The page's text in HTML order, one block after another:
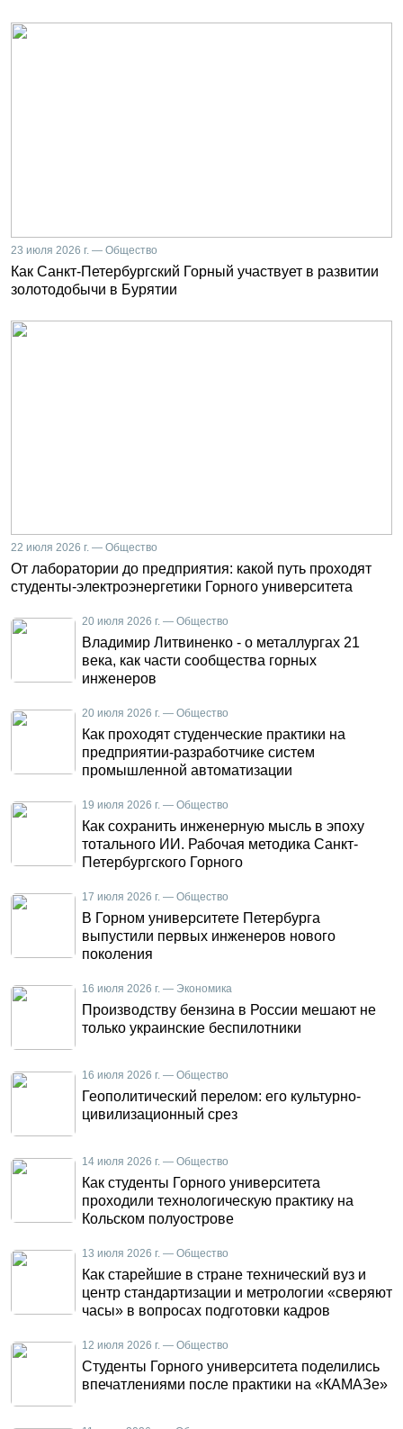
23 июля 2026 г. — Общество
Как Санкт-Петербургский Горный участвует в развитии
золотодобычи в Бурятии
22 июля 2026 г. — Общество
От лаборатории до предприятия: какой путь проходят
студенты-электроэнергетики Горного университета
20 июля 2026 г. — Общество
Владимир Литвиненко - о металлургах 21
века, как части сообщества горных
инженеров
20 июля 2026 г. — Общество
Как проходят студенческие практики на
предприятии-разработчике систем
промышленной автоматизации
19 июля 2026 г. — Общество
Как сохранить инженерную мысль в эпоху
тотального ИИ. Рабочая методика Санкт-
Петербургского Горного
17 июля 2026 г. — Общество
В Горном университете Петербурга
выпустили первых инженеров нового
поколения
16 июля 2026 г. — Экономика
Производству бензина в России мешают не
только украинские беспилотники
16 июля 2026 г. — Общество
Геополитический перелом: его культурно-
цивилизационный срез
14 июля 2026 г. — Общество
Как студенты Горного университета
проходили технологическую практику на
Кольском полуострове
13 июля 2026 г. — Общество
Как старейшие в стране технический вуз и
центр стандартизации и метрологии «сверяют
часы» в вопросах подготовки кадров
12 июля 2026 г. — Общество
Студенты Горного университета поделились
впечатлениями после практики на «КАМАЗе»